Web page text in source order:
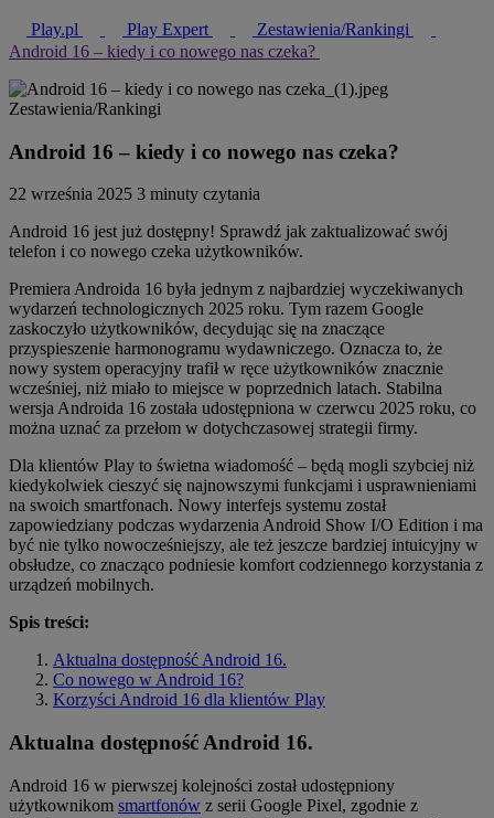
Play.pl Play Expert
Zestawienia/Rankingi
Android 16 – kiedy i co nowego nas czeka?
Zestawienia/Rankingi
Android 16 – kiedy i co nowego nas czeka?
22 września 2025 3 minuty czytania
Android 16 jest już dostępny! Sprawdź jak zaktualizować swój
telefon i co nowego czeka użytkowników.
Premiera Androida 16 była jednym z najbardziej wyczekiwanych
wydarzeń technologicznych 2025 roku. Tym razem Google
zaskoczyło użytkowników, decydując się na znaczące
przyspieszenie harmonogramu wydawniczego. Oznacza to, że
nowy system operacyjny trafił w ręce użytkowników znacznie
wcześniej, niż miało to miejsce w poprzednich latach. Stabilna
wersja Androida 16 została udostępniona w czerwcu 2025 roku, co
można uznać za przełom w dotychczasowej strategii firmy.
Dla klientów Play to świetna wiadomość – będą mogli szybciej niż
kiedykolwiek cieszyć się najnowszymi funkcjami i usprawnieniami
na swoich smartfonach. Nowy interfejs systemu został
zapowiedziany podczas wydarzenia Android Show I/O Edition i ma
być nie tylko nowocześniejszy, ale też jeszcze bardziej intuicyjny w
obsłudze, co znacząco podniesie komfort codziennego korzystania z
urządzeń mobilnych.
Spis treści:
Aktualna dostępność Android 16.
Co nowego w Android 16?
Korzyści Android 16 dla klientów Play
Aktualna dostępność Android 16.
Android 16 w pierwszej kolejności został udostępniony
użytkownikom smartfonów z serii Google Pixel, zgodnie z